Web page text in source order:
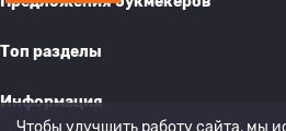
Топ разделы
Информация
Чтобы улучшить работу сайта, мы